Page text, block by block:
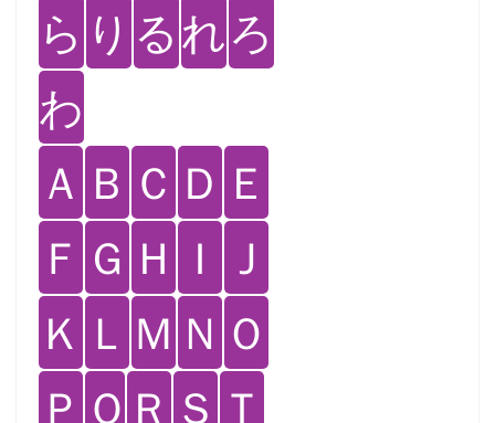
ら り るれろ
わ
Ａ Ｂ Ｃ Ｄ Ｅ
Ｆ Ｇ Ｈ Ｉ Ｊ
Ｋ Ｌ Ｍ Ｎ Ｏ
Ｐ Ｑ Ｒ Ｓ Ｔ